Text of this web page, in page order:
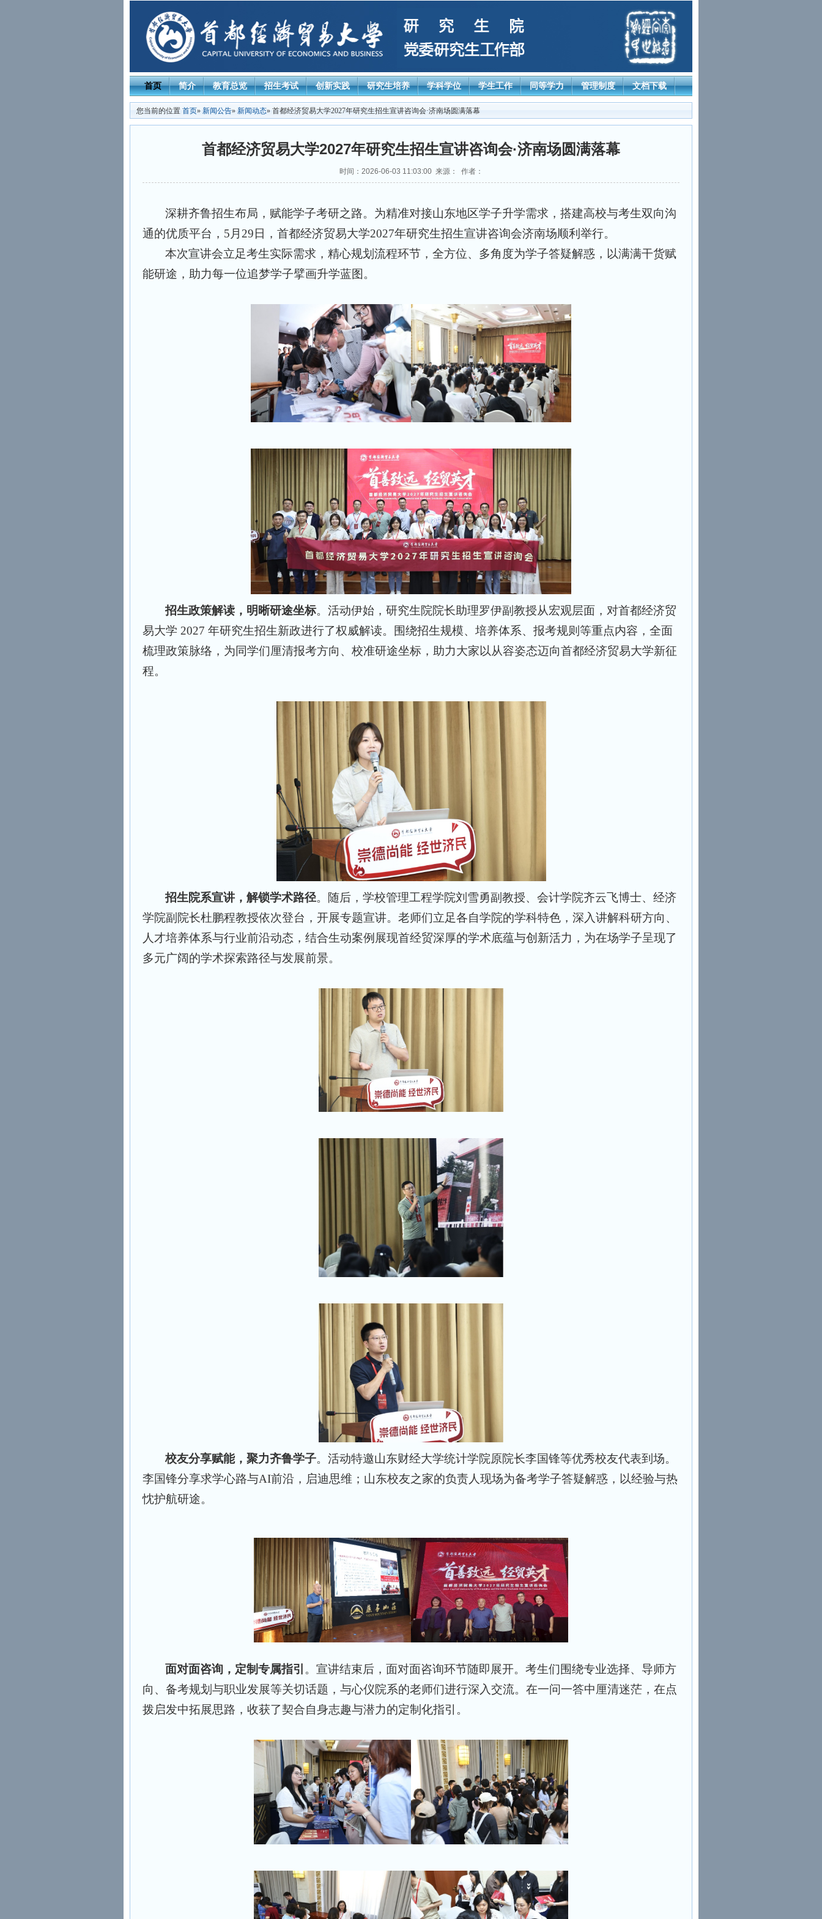
首页 简介 教育总览 招生考试 创新实践 研究生培养 学科学位 学生工作 同等学力 管理制度 文档下载
您当前的位置 首页» 新闻公告» 新闻动态» 首都经济贸易大学2027年研究生招生宣讲咨询会·济南场圆满落幕
首都经济贸易大学2027年研究生招生宣讲咨询会·济南场圆满落幕
时间：2026-06-03 11:03:00 来源： 作者：
深耕齐鲁招生布局，赋能学子考研之路。为精准对接山东地区学子升学需求，搭建高校与考生双向沟
通的优质平台，5月29日，首都经济贸易大学2027年研究生招生宣讲咨询会济南场顺利举行。
本次宣讲会立足考生实际需求，精心规划流程环节，全方位、多角度为学子答疑解惑，以满满干货赋
能研途，助力每一位追梦学子擘画升学蓝图。
招生政策解读，明晰研途坐标。活动伊始，研究生院院长助理罗伊副教授从宏观层面，对首都经济贸
易大学 2027 年研究生招生新政进行了权威解读。围绕招生规模、培养体系、报考规则等重点内容，全面
梳理政策脉络，为同学们厘清报考方向、校准研途坐标，助力大家以从容姿态迈向首都经济贸易大学新征
程。
招生院系宣讲，解锁学术路径。随后，学校管理工程学院刘雪勇副教授、会计学院齐云飞博士、经济
学院副院长杜鹏程教授依次登台，开展专题宣讲。老师们立足各自学院的学科特色，深入讲解科研方向、
人才培养体系与行业前沿动态，结合生动案例展现首经贸深厚的学术底蕴与创新活力，为在场学子呈现了
多元广阔的学术探索路径与发展前景。
校友分享赋能，聚力齐鲁学子。活动特邀山东财经大学统计学院原院长李国锋等优秀校友代表到场。
李国锋分享求学心路与AI前沿，启迪思维；山东校友之家的负责人现场为备考学子答疑解惑，以经验与热
忱护航研途。
面对面咨询，定制专属指引 。宣讲结束后，面对面咨询环节随即展开。考生们围绕专业选择、导师方
向、备考规划与职业发展等关切话题，与心仪院系的老师们进行深入交流。在一问一答中厘清迷茫，在点
拨启发中拓展思路，收获了契合自身志趣与潜力的定制化指引。